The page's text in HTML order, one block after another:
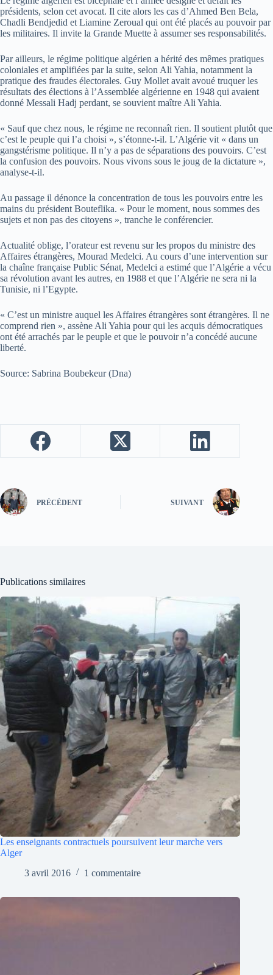
présidents, selon cet avocat. Il cite alors les cas d’Ahmed Ben Bela,
Chadli Bendjedid et Liamine Zeroual qui ont été placés au pouvoir par
les militaires. Il invite la Grande Muette à assumer ses responsabilités.
Par ailleurs, le régime politique algérien a hérité des mêmes pratiques
coloniales et amplifiées par la suite, selon Ali Yahia, notamment la
pratique des fraudes électorales. Guy Mollet avait avoué truquer les
résultats des élections à l’Assemblée algérienne en 1948 qui avaient
donné Messali Hadj perdant, se souvient maître Ali Yahia.
« Sauf que chez nous, le régime ne reconnaît rien. Il soutient plutôt que
c’est le peuple qui l’a choisi », s’étonne-t-il. L’Algérie vit « dans un
gangstérisme politique. Il n’y a pas de séparations des pouvoirs. C’est
la confusion des pouvoirs. Nous vivons sous le joug de la dictature »,
analyse-t-il.
Au passage il dénonce la concentration de tous les pouvoirs entre les
mains du président Bouteflika. « Pour le moment, nous sommes des
sujets et non pas des citoyens », tranche le conférencier.
Actualité oblige, l’orateur est revenu sur les propos du ministre des
Affaires étrangères, Mourad Medelci. Au cours d’une intervention sur
la chaîne française Public Sénat, Medelci a estimé que l’Algérie a vécu
sa révolution avant les autres, en 1988 et que l’Algérie ne sera ni la
Tunisie, ni l’Egypte.
« C’est un ministre auquel les Affaires étrangères sont étrangères. Il ne
comprend rien », assène Ali Yahia pour qui les acquis démocratiques
ont été arrachés par le peuple et que le pouvoir n’a concédé aucune
liberté.
Source: Sabrina Boubekeur (Dna)
PRÉCÉDENT SUIVANT
Publications similaires
Les enseignants contractuels poursuivent leur marche vers
Alger
3 avril 2016
1 commentaire